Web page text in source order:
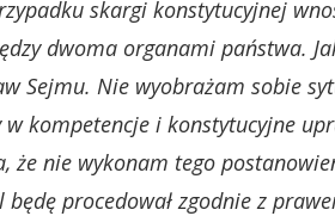
skargi konstytucyjnej
dwoma organami państwa.
Sejmu. Nie wyobrażam sobie
kompetencje i konstytucyjne
że nie wykonam tego
będę procedował zgodnie z